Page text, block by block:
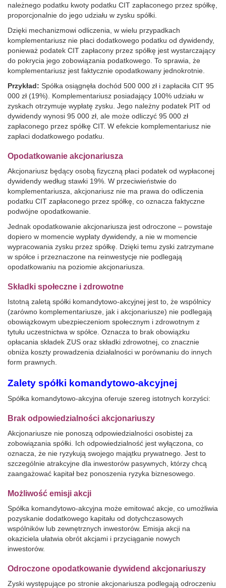
należnego podatku kwoty podatku CIT zapłaconego przez spółkę,
proporcjonalnie do jego udziału w zysku spółki.
Dzięki mechanizmowi odliczenia, w wielu przypadkach
komplementariusz nie płaci dodatkowego podatku od dywidendy,
ponieważ podatek CIT zapłacony przez spółkę jest wystarczający
do pokrycia jego zobowiązania podatkowego. To sprawia, że
komplementariusz jest faktycznie opodatkowany jednokrotnie.
Przykład: Spółka osiągnęła dochód 500 000 zł i zapłaciła CIT 95
000 zł (19%). Komplementariusz posiadający 100% udziału w
zyskach otrzymuje wypłatę zysku. Jego należny podatek PIT od
dywidendy wynosi 95 000 zł, ale może odliczyć 95 000 zł
zapłaconego przez spółkę CIT. W efekcie komplementariusz nie
zapłaci dodatkowego podatku.
Opodatkowanie akcjonariusza
Akcjonariusz będący osobą fizyczną płaci podatek od wypłaconej
dywidendy według stawki 19%. W przeciwieństwie do
komplementariusza, akcjonariusz nie ma prawa do odliczenia
podatku CIT zapłaconego przez spółkę, co oznacza faktyczne
podwójne opodatkowanie.
Jednak opodatkowanie akcjonariusza jest odroczone – powstaje
dopiero w momencie wypłaty dywidendy, a nie w momencie
wypracowania zysku przez spółkę. Dzięki temu zyski zatrzymane
w spółce i przeznaczone na reinwestycje nie podlegają
opodatkowaniu na poziomie akcjonariusza.
Składki społeczne i zdrowotne
Istotną zaletą spółki komandytowo-akcyjnej jest to, że wspólnicy
(zarówno komplementariusze, jak i akcjonariusze) nie podlegają
obowiązkowym ubezpieczeniom społecznym i zdrowotnym z
tytułu uczestnictwa w spółce. Oznacza to brak obowiązku
opłacania składek ZUS oraz składki zdrowotnej, co znacznie
obniża koszty prowadzenia działalności w porównaniu do innych
form prawnych.
Zalety spółki komandytowo-akcyjnej
Spółka komandytowo-akcyjna oferuje szereg istotnych korzyści:
Brak odpowiedzialności akcjonariuszy
Akcjonariusze nie ponoszą odpowiedzialności osobistej za
zobowiązania spółki. Ich odpowiedzialność jest wyłączona, co
oznacza, że nie ryzykują swojego majątku prywatnego. Jest to
szczególnie atrakcyjne dla inwestorów pasywnych, którzy chcą
zaangażować kapitał bez ponoszenia ryzyka biznesowego.
Możliwość emisji akcji
Spółka komandytowo-akcyjna może emitować akcje, co umożliwia
pozyskanie dodatkowego kapitału od dotychczasowych
wspólników lub zewnętrznych inwestorów. Emisja akcji na
okaziciela ułatwia obrót akcjami i przyciąganie nowych
inwestorów.
Odroczone opodatkowanie dywidend akcjonariuszy
Zyski występujące po stronie akcjonariusza podlegają odroczeniu